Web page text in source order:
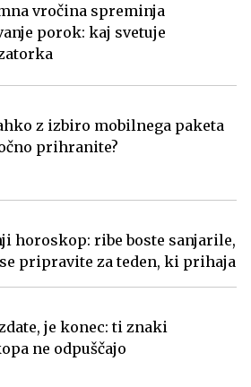
vročina spreminja
porok: kaj svetuje
z izbiro mobilnega paketa
prihranite?
horoskop: ribe boste sanjarile,
pripravite za teden, ki prihaja
je konec: ti znaki
ne odpuščajo